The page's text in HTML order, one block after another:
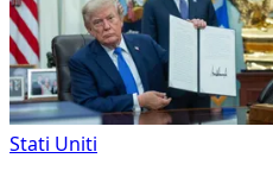
Stati Uniti